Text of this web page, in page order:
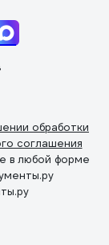
обработки
соглашения
в любой форме